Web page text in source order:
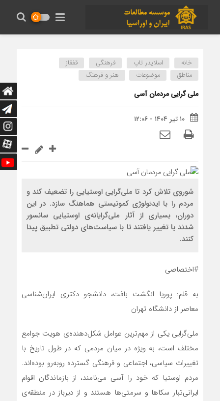
خانه اسلایدر تاپ فرهنگی
قفقاز
مناطق
موضوعات هنر و فرهنگ
ملی گرایی مردمان آسی
۱۰ تیر ۱۴۰۴ - ۱۲:۰۶
شوروی تلاش کرد تا ملی‌گرایی اوستیایی را تضعیف کند و
مردم را با ایدئولوژی کمونیستی هماهنگ سازد. در این
دوران، بسیاری از آثار ملی‌گرایانه‌ی اوستیایی سانسور
شدند یا تغییر یافتند تا با سیاست‌های دولتی تطبیق پیدا
کنند.
#اختصاصی
به قلم: پوریا انگشت بافت، دانشجو دکتری ایران‌شناسی
معاصر از دانشگاه تهران
ملی‌گرایی یکی از مهم‌ترین عوامل شکل‌دهنده‌ی هویت جوامع
مختلف است، به‌ ویژه در میان مردمی که در طول تاریخ با
تغییرات سیاسی، اجتماعی و فرهنگی گسترده روبه‌رو بوده‌اند.
مردم اوستیا که خود را آسی می‌نامند، از بازماندگان اقوام
ایرانی‌تبار سکاها و سرمتی‌ها هستند و از دیرباز در منطقه‌ی